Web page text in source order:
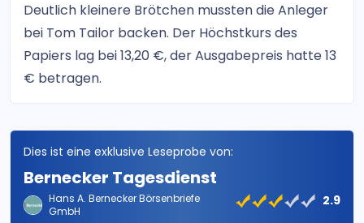
Deutlich kleinere Brötchen mussten die Anleger
bei Tom Tailor backen. Der Höchstkurs des
Papiers lag bei 13,20 €, der Ausgabepreis hatte 13
€ betragen.
Dies ist eine exklusive Leseprobe von:
Bernecker Tagesdienst
Hans A. Bernecker Börsenbriefe
GmbH
2.9